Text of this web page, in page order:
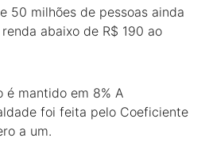
50 milhões de pessoas ainda
abaixo de R$ 190 ao
é mantido em 8% A
foi feita pelo Coeficiente
a um.